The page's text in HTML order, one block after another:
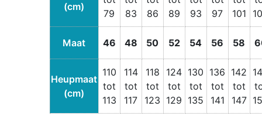
(cm)
79
83
86
89
93
97
101
Maat 46 48 50 52 54 56 58
Heupmaat
(cm)
110
tot
113
114
tot
117
118
tot
123
124
tot
129
130
tot
135
136
tot
141
142
tot
147